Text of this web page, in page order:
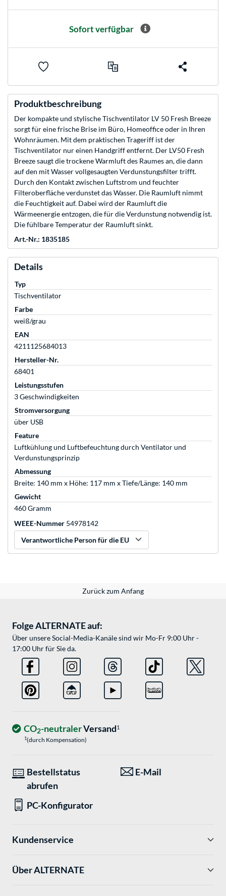
Sofort verfügbar
Produktbeschreibung
Der kompakte und stylische Tischventilator LV 50 Fresh Breeze
sorgt für eine frische Brise im Büro, Homeoffice oder in Ihren
Wohnräumen. Mit dem praktischen Trageriff ist der
Tischventilator nur einen Handgriff entfernt. Der LV50 Fresh
Breeze saugt die trockene Warmluft des Raumes an, die dann
auf den mit Wasser vollgesaugten Verdunstungsfilter trifft.
Durch den Kontakt zwischen Luftstrom und feuchter
Filteroberfläche verdunstet das Wasser. Die Raumluft nimmt
die Feuchtigkeit auf. Dabei wird der Raumluft die
Wärmeenergie entzogen, die für die Verdunstung notwendig ist.
Die fühlbare Temperatur der Raumluft sinkt.
Art.-Nr.: 1835185
Details
Typ
Tischventilator
Farbe
weiß/grau
EAN
4211125684013
Hersteller-Nr.
68401
Leistungsstufen
3 Geschwindigkeiten
Stromversorgung
über USB
Feature
Luftkühlung und Luftbefeuchtung durch Ventilator und
Verdunstungsprinzip
Abmessung
Breite: 140 mm x Höhe: 117 mm x Tiefe/Länge: 140 mm
Gewicht
460 Gramm
WEEE-Nummer 54978142
Verantwortliche Person für die EU
Zurück zum Anfang
Folge ALTERNATE auf:
Über unsere Social-Media-Kanäle sind wir Mo-Fr 9:00 Uhr -
17:00 Uhr für Sie da.
CO2-neutralerVersand1
1(durch Kompensation)
Bestellstatus
abrufen
E-Mail
PC-Konfigurator
Kundenservice
Über ALTERNATE